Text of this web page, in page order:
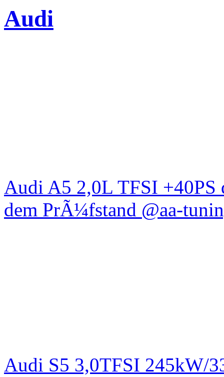
Audi
Audi A5 2,0L TFSI +40PS
dem PrÃ¼fstand @aa-
Audi S5 3,0TFSI 245kW/